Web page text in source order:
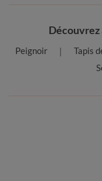
Découvrez
Peignoir Tapis